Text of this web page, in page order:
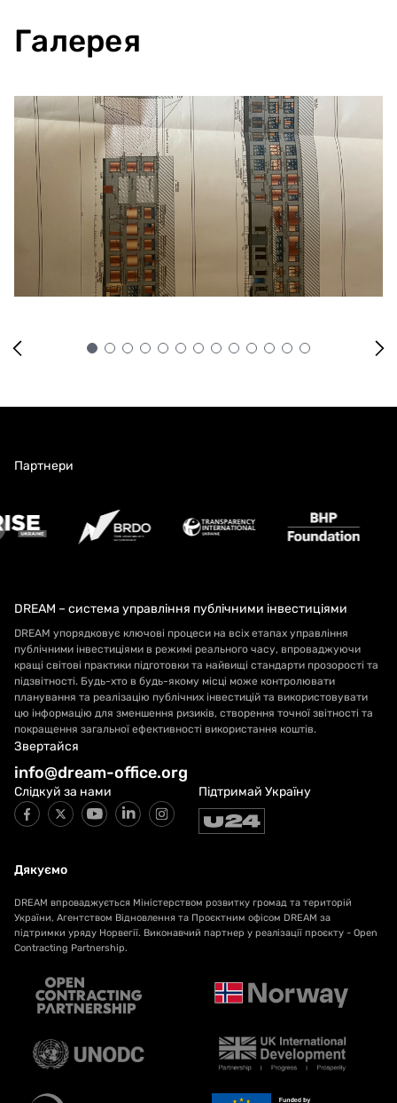
Галерея
Партнери
DREAM – система управління публічними інвестиціями
DREAM упорядковує ключові процеси на всіх етапах управління
публічними інвестиціями в режимі реального часу, впроваджуючи
кращі світові практики підготовки та найвищі стандарти прозорості та
підзвітності. Будь-хто в будь-якому місці може контролювати
планування та реалізацію публічних інвестицій та використовувати
цю інформацію для зменшення ризиків, створення точної звітності та
покращення загальної ефективності використання коштів.
Звертайся
info@dream-office.org
Слідкуй за нами Підтримай Україну
Дякуємо
DREAM впроваджується Міністерством розвитку громад та територій
України, Агентством Відновлення та Проєктним офісом DREAM за
підтримки уряду Норвегії. Виконавчий партнер у реалізації проєкту - Open
Contracting Partnership.